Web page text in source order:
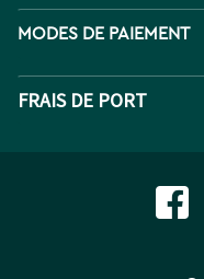
MODES DE PAIEMENT
FRAIS DE PORT